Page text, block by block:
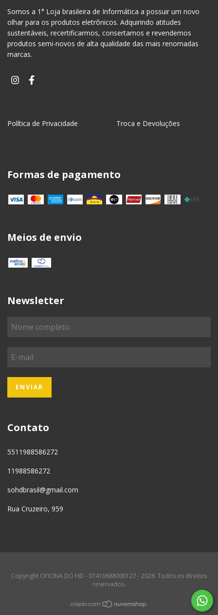
Somos a 1° Loja brasileira de Informática a possuir um novo
olhar para os produtos eletrônicos. Adquirindo atitudes
sustentáveis, recertificarmos, consertamos e revendemos
produtos semi-novos de alta qualidade das mais renomadas
marcas.
Política de Privacidade Troca e Devoluções
Formas de pagamento
Meios de envio
Newsletter
Contato
5511988586272
11988586272
sohdbrasil@gmail.com
Rua Cruzeiro, 959
Copyright OFICINA DO HD - 07410688000127 - 2026. Todos os direitos
reservados.